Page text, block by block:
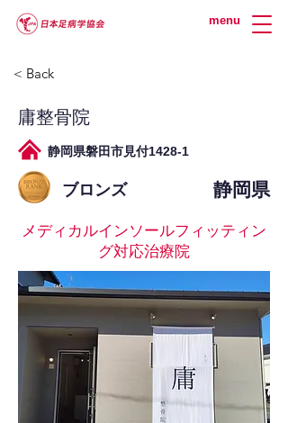
menu
< Back
庸整骨院
静岡県磐田市見付1428-1
ブロンズ 静岡県
メディカルインソールフィッティン
グ対応治療院